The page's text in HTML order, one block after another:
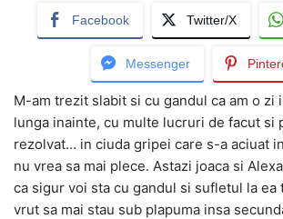
Facebook Twitter/X
Messenger
M-am trezit slabit si cu gandul ca am o zi
lunga inainte, cu multe lucruri de facut si
rezolvat… in ciuda gripei care s-a aciuat
nu vrea sa mai plece. Astazi joaca si
ca sigur voi sta cu gandul si sufletul la ea
vrut sa mai stau sub plapuma insa